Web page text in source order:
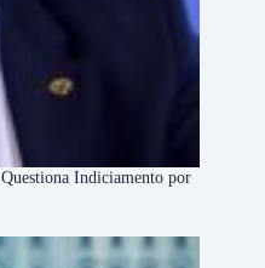
Indiciamento por